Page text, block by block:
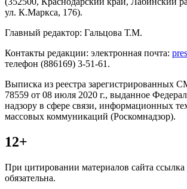
ул. К.Маркса, 176).
Главный редактор: Гальцова Т.М.
Контакты редакции: электронная почта:
телефон (886169) 3-51-61.
Выписка из реестра
78559 от 08 июля 2020 г., выданное
надзору в сфере связи, информационных
массовых коммуникаций (Роскомнадзор).
12+
При цитировании материалов сайта
обязательна.